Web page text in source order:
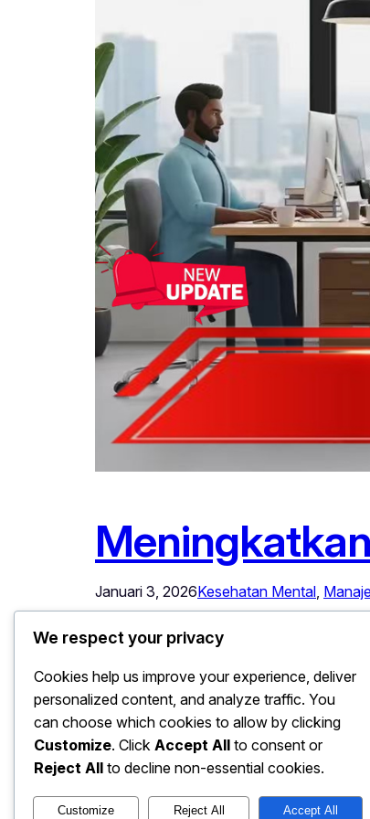
Januari 3, 2026Kesehatan Mental,
Meningkatkan Konsentrasi Dengan
yang terus meningkat. Namun,
menjadi strategi efektif untuk
dalam…
We respect your privacy
Cookies help us improve your experience, deliver
personalized content, and analyze traffic. You
can choose which cookies to allow by clicking
Customize. Click Accept All to consent or
Reject All to decline non-essential cookies.
Customize Reject All Accept All